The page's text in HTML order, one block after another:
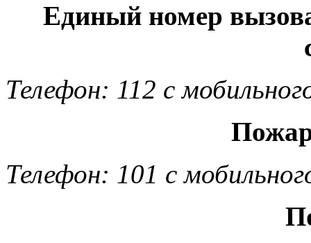
Единый номер
Телефон: 112 с
Телефон: 101 с